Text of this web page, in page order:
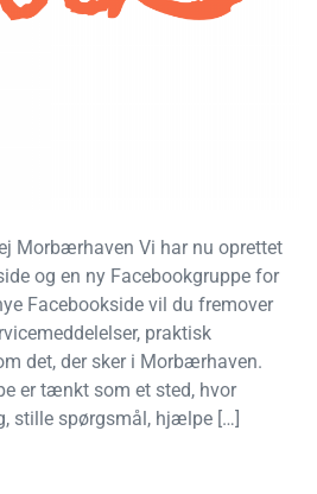
Morbærhaven Vi har nu oprettet
og en ny Facebookgruppe for
Facebookside vil du fremover
praktisk
det, der sker i Morbærhaven.
er tænkt som et sted, hvor
stille spørgsmål, hjælpe […]